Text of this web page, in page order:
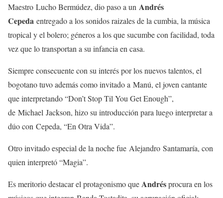
Maestro Lucho Bermúdez, dio paso a un Andrés
Cepeda entregado a los sonidos raizales de la cumbia, la música
tropical y el bolero; géneros a los que sucumbe con facilidad, toda
vez que lo transportan a su infancia en casa.
Siempre consecuente con su interés por los nuevos talentos, el
bogotano tuvo además como invitado a Manú, el joven cantante
que interpretando “Don’t Stop Til You Get Enough”,
de Michael Jackson, hizo su introducción para luego interpretar a
dúo con Cepeda, “En Otra Vida”.
Otro invitado especial de la noche fue Alejandro Santamaría, con
quien interpretó “Magia”.
Es meritorio destacar el protagonismo queAndrésprocura en los